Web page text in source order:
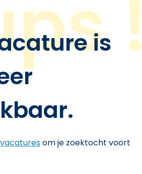
is
om je zoektocht voort